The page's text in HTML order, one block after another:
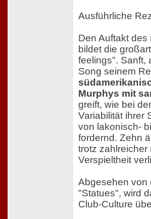
Ausführliche
Den Auftakt des
bildet die
feelings". Sanft,
Song seinem
Murphys mit
greift, wie bei
Variabilität ihrer
von lakonisch-
fordernd. Zehn
trotz
Verspieltheit
Abgesehen von
"Statues", wird
Club-Culture